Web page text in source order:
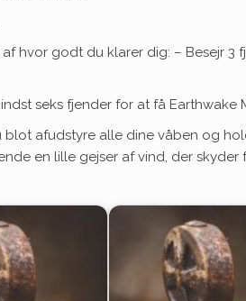
hvor godt du klarer dig: – Besejr 3
seks fjender for at få Earthwake
afudstyre alle dine våben og
en lille gejser af vind, der skyder